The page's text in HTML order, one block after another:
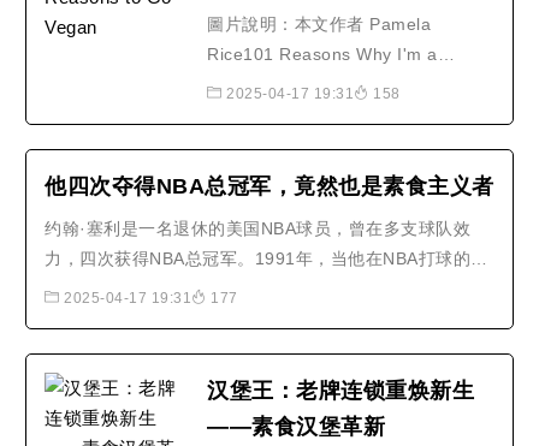
圖片說明：本文作者 Pamela
Rice101 Reasons Why I'm a
Vegetarian (2007)我為何是個素食者
pamphlet version2007年第7次小冊
He中文審核: 黃文仁 James Huang /
張圓圓 Carol Zhang1 Nearly all of
th..
2025-04-17 19:31 158
他四次夺得NBA总冠军，竟然也是素食主义者
约翰·塞利是一名退休的美国NBA球员，曾在多支球队效
力，四次获得NBA总冠军。1991年，当他在NBA打球的第
5年时，他成为素食者，茹素后，他减轻了10磅，但还是比
2025-04-17 19:31 177
汉堡王：老牌连锁重焕新生
——素食汉堡革新